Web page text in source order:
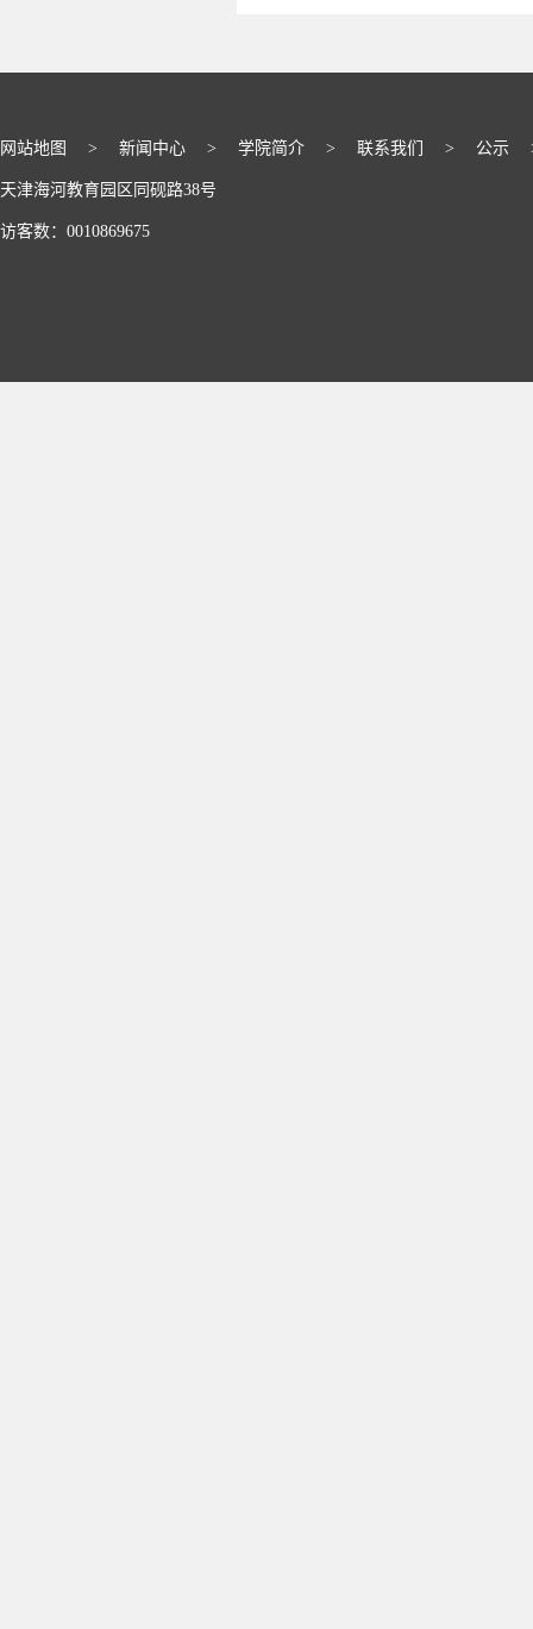
网站地图 > 新闻中心 > 学院简介 > 联系我们 > 公示
天津海河教育园区同砚路38号
访客数： 0010869675